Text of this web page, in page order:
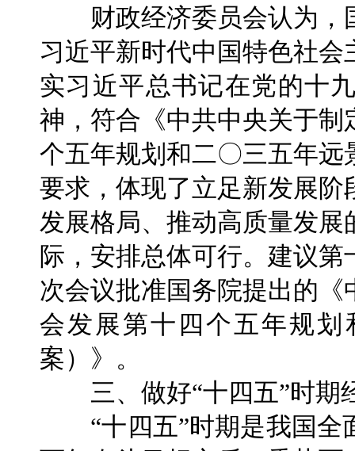
财政经济委员会认为，
习近平新时代中国特色社
实习近平总书记在党的十
神，符合《中共中央关于
个五年规划和二〇三五年
要求，体现了立足新发展
发展格局、推动高质量发
际，安排总体可行。建议
次会议批准国务院提出的
会发展第十四个五年规划
案）》。
三、做好“十四五”时期
“十四五”时期是我国全